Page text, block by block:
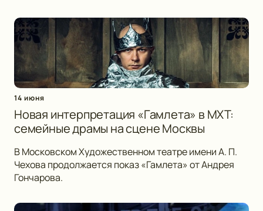
14 июня
Новая интерпретация «Гамлета» в МХТ:
семейные драмы на сцене Москвы
В Московском Художественном театре имени А. П.
Чехова продолжается показ «Гамлета» от Андрея
Гончарова.